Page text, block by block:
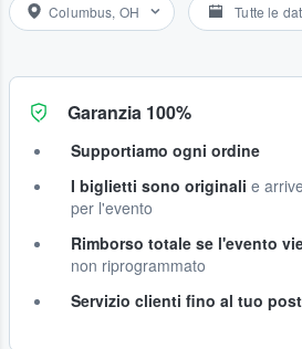
Columbus, OH Tutte le
Garanzia 100%
Supportiamo ogni ordine
I biglietti sono originali e
per l'evento
Rimborso totale se l'evento
non riprogrammato
Servizio clienti fino al tuo